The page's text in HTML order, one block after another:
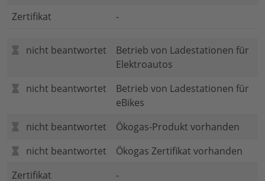
Zertifikat
-
nicht beantwortet
Betrieb von Ladestationen für
Elektroautos
nicht beantwortet
Betrieb von Ladestationen für
eBikes
nicht beantwortet
Ökogas-Produkt vorhanden
nicht beantwortet
Ökogas Zertifikat vorhanden
Zertifikat
-